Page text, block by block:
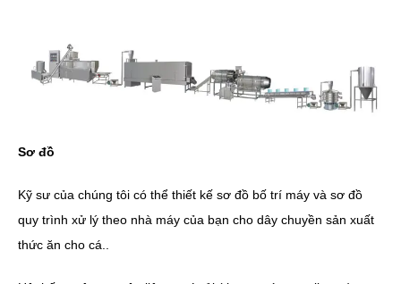
Sơ đồ
Kỹ sư của chúng tôi có thể thiết kế sơ đồ bố trí máy và sơ đồ
quy trình xử lý theo nhà máy của bạn cho dây chuyền sản xuất
thức ăn cho cá..